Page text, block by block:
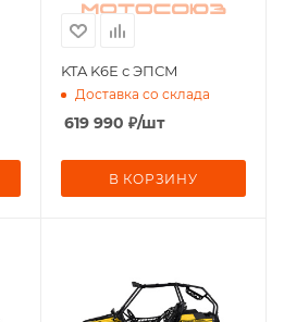
KTA K6Е с ЭПСМ
Доставка со склада
619 990 ₽/шт
В КОРЗИНУ